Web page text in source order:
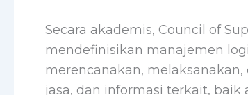
Secara akademis, Council of
mendefinisikan manajemen
merencanakan,
jasa, dan informasi terkait,